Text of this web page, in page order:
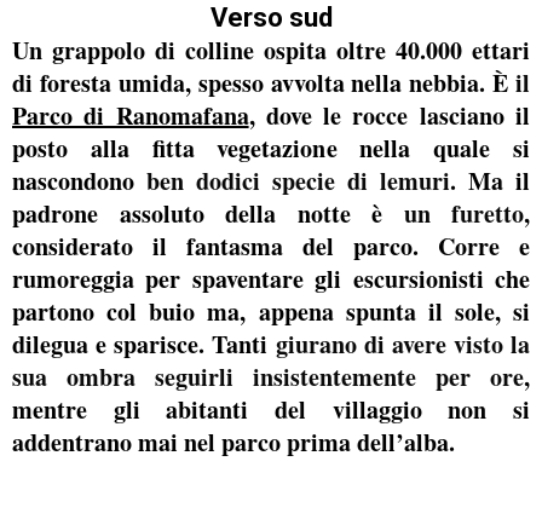
Verso sud
Un grappolo di colline ospita oltre 40.000 ettari
di foresta umida, spesso avvolta nella nebbia. È il
Parco di Ranomafana, dove le rocce lasciano il
posto alla fitta vegetazione nella quale si
nascondono ben dodici specie di lemuri. Ma il
padrone assoluto della notte è un furetto,
considerato il fantasma del parco. Corre e
rumoreggia per spaventare gli escursionisti che
partono col buio ma, appena spunta il sole, si
dilegua e sparisce. Tanti giurano di avere visto la
sua ombra seguirli insistentemente per ore,
mentre gli abitanti del villaggio non si
addentrano mai nel parco prima dell’alba.